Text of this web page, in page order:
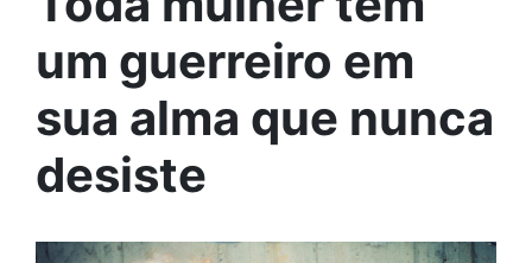
um guerreiro em
sua alma que nunca
desiste